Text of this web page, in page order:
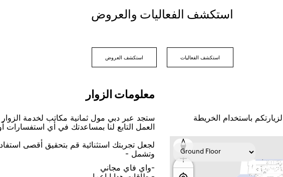
اﺳﺘﻜﺸﻒ اﻟﻔﻌﺎﻟﻴﺎﺕ ﻭاﻟﻌﺮﻭﺽ
اﺳﺘﻜﺸﻒ اﻟﻔﻌﺎﻟﻴﺎﺕ اﺳﺘﻜﺸﻒ اﻟﻌﺮﻭﺽ
ﺑﺎﺳﺘﺨﺪاﻡ اﻟﺨﺮﻳﻄﺔ
ﻣﻌﻠﻮﻣﺎﺕ اﻟﺰﻭاﺭ
ﺳﺘﺠﺪ ﻋﺒﺮ ﺩﺑﻲ ﻣﻮﻝ ﺛﻤﺎﻧﻴﺔ ﻣﻜﺎﺗﺐ ﻟﺨﺪﻣﺔ
اﻟﻌﻤﻞ اﻟﺘﺎﺑﻊ ﻟﻨﺎ ﺑﻤﺴﺎﻋﺪﺗﻚ ﻓﻲ ﺃﻱ اﺳﺘﻔﺴﺎﺭاﺕ
ﻟﺠﻌﻞ ﺗﺠﺮﺑﺘﻚ اﺳﺘﺜﻨﺎﺋﻴﺔ ﻗﻢ ﺑﺘﺤﻘﻴﻖ ﺃﻗﺼﻰ
ﻭﺗﺸﻤﻞ -
-ﻭاﻱ ﻓﺎﻱ ﻣﺠﺎﻧﻲ